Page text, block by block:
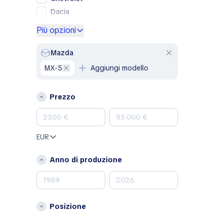
Dacia
GMC
Honda
Land Rover
Mercedes-Benz
MINI
Nissan
Peugeot
Più opzioni
Mazda
MX-5
Aggiungi modello
Prezzo
EUR
Anno di produzione
Posizione